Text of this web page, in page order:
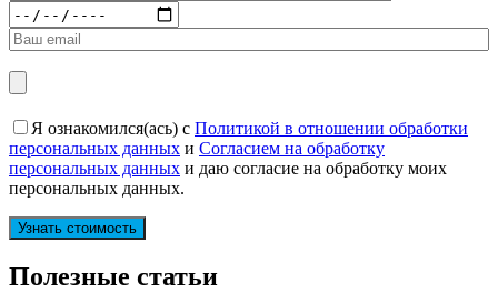
Я ознакомился(ась) с Политикой в отношении обработки
персональных данных и Согласием на обработку
персональных данных и даю согласие на обработку моих
персональных данных.
Полезные статьи